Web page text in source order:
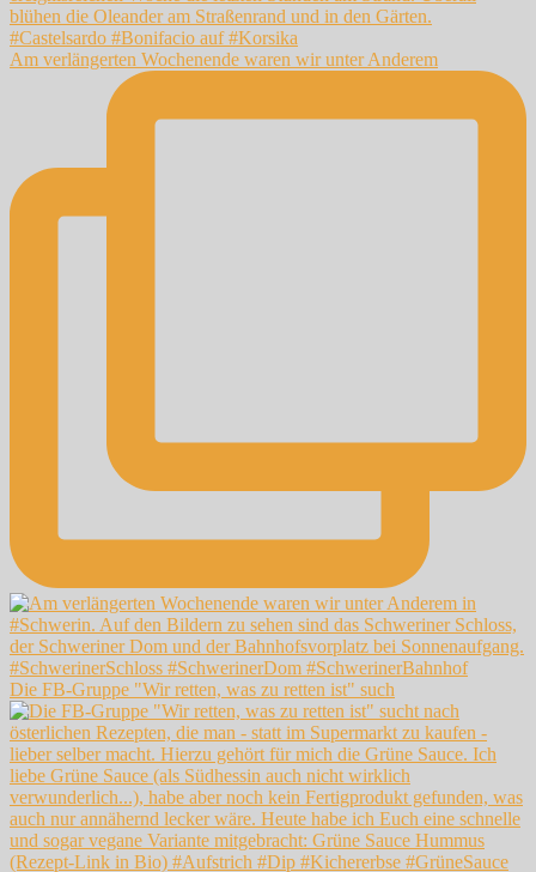
Am verlängerten Wochenende waren wir unter Anderem
Die FB-Gruppe "Wir retten, was zu retten ist" such